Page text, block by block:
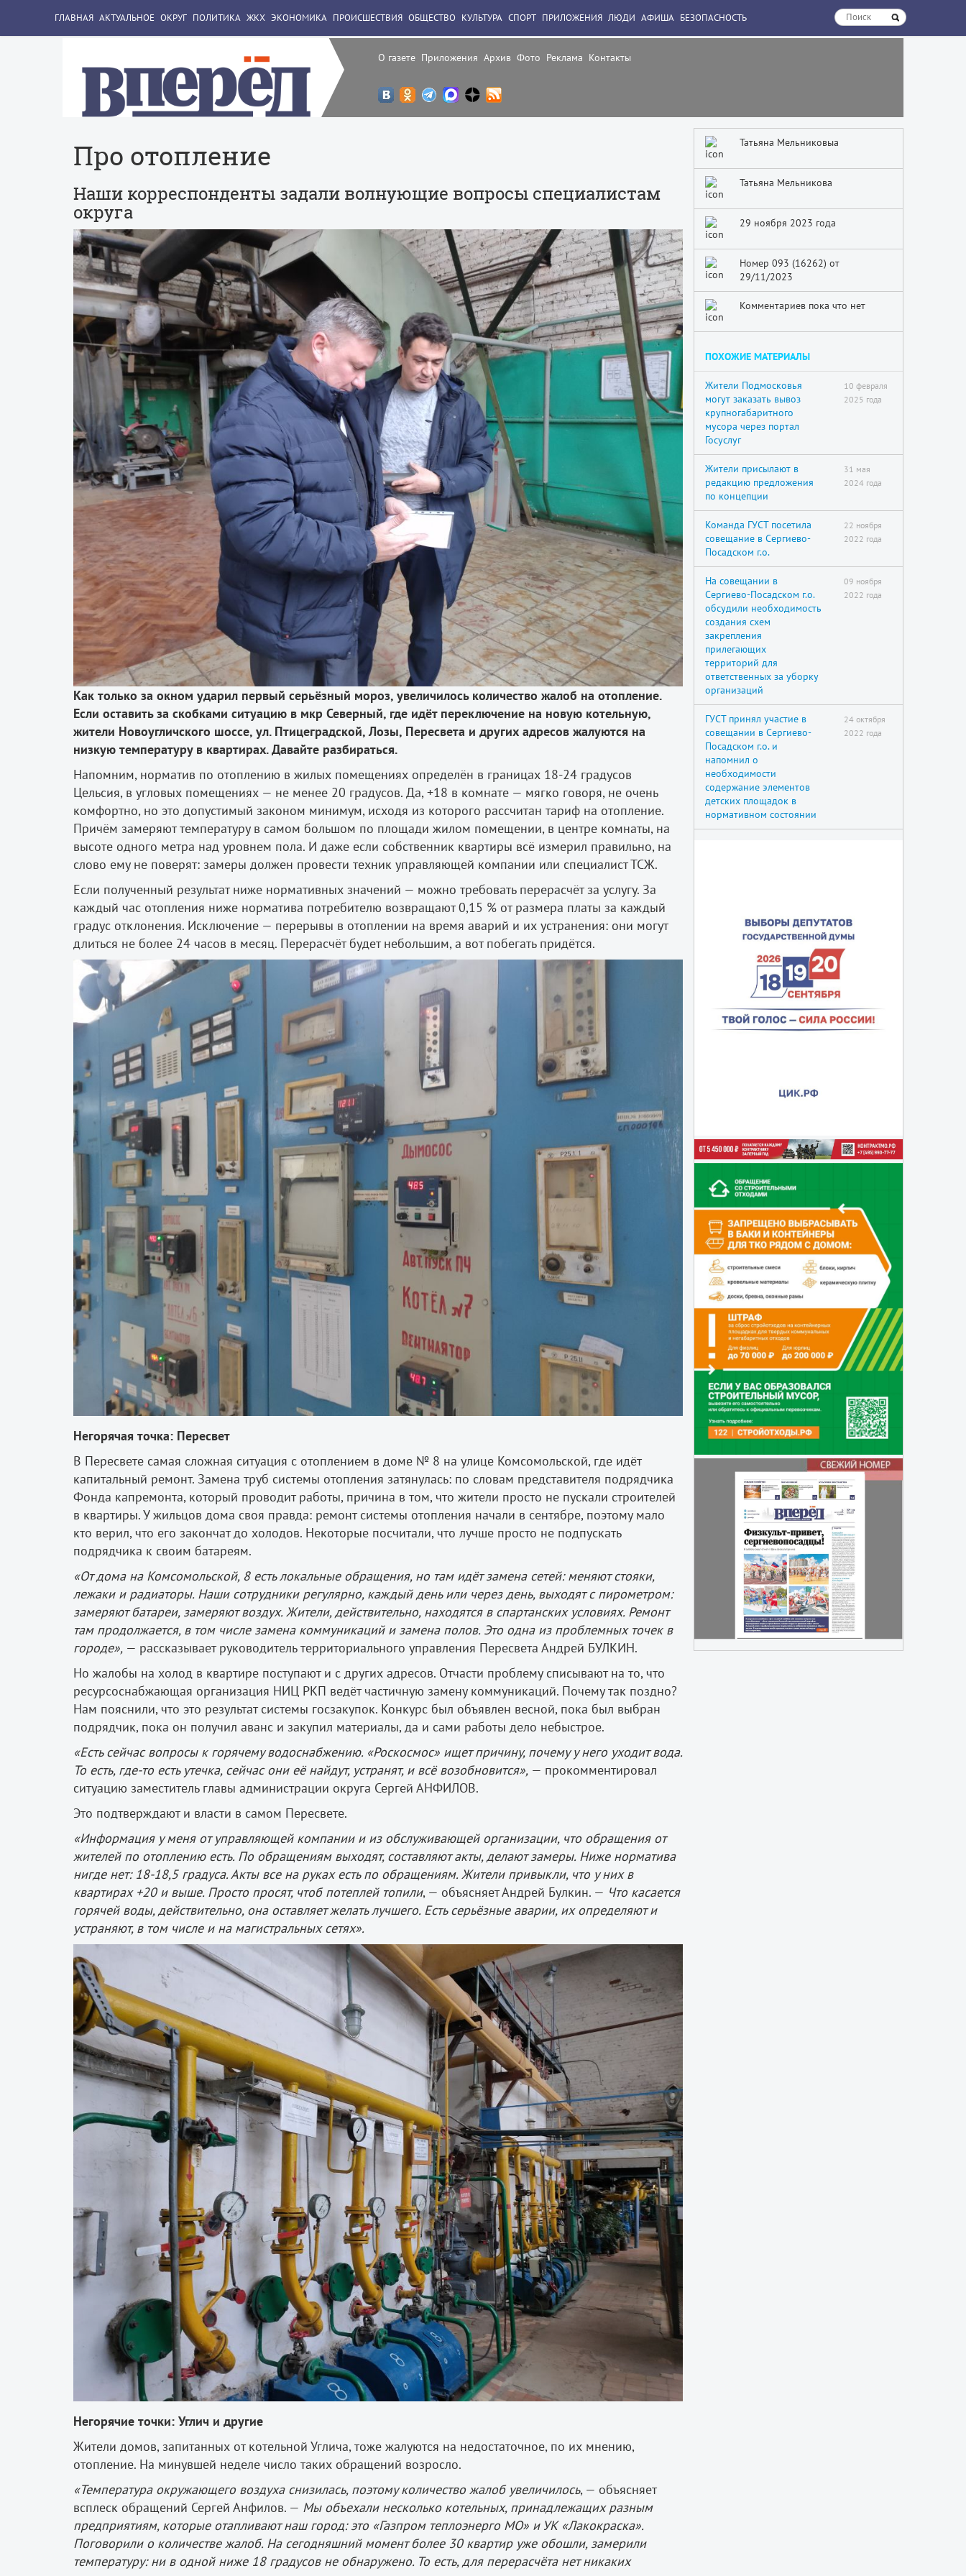
О газете Приложения Архив Фото Реклама Контакты
ГЛАВНАЯ АКТУАЛЬНОЕ ОКРУГ ПОЛИТИКА ЖКХ ЭКОНОМИКА ПРОИСШЕСТВИЯ ОБЩЕСТВО КУЛЬТУРА СПОРТ ПРИЛОЖЕНИЯ ЛЮДИ АФИША БЕЗОПАСНОСТЬ
Про отопление
Наши корреспонденты задали волнующие вопросы специалистам
округа
Как только за окном ударил первый серьёзный мороз, увеличилось количество жалоб на отопление.
Если оставить за скобками ситуацию в мкр Северный, где идёт переключение на новую котельную,
жители Новоугличского шоссе, ул. Птицеградской, Лозы, Пересвета и других адресов жалуются на
низкую температуру в квартирах. Давайте разбираться.
Напомним, норматив по отоплению в жилых помещениях определён в границах 18-24 градусов
Цельсия, в угловых помещениях — не менее 20 градусов. Да, +18 в комнате — мягко говоря, не очень
комфортно, но это допустимый законом минимум, исходя из которого рассчитан тариф на отопление.
Причём замеряют температуру в самом большом по площади жилом помещении, в центре комнаты, на
высоте одного метра над уровнем пола. И даже если собственник квартиры всё измерил правильно, на
слово ему не поверят: замеры должен провести техник управляющей компании или специалист ТСЖ.
Если полученный результат ниже нормативных значений — можно требовать перерасчёт за услугу. За
каждый час отопления ниже норматива потребителю возвращают 0,15 % от размера платы за каждый
градус отклонения. Исключение — перерывы в отоплении на время аварий и их устранения: они могут
длиться не более 24 часов в месяц. Перерасчёт будет небольшим, а вот побегать придётся.
Негорячая точка: Пересвет
В Пересвете самая сложная ситуация с отоплением в доме № 8 на улице Комсомольской, где идёт
капитальный ремонт. Замена труб системы отопления затянулась: по словам представителя подрядчика
Фонда капремонта, который проводит работы, причина в том, что жители просто не пускали строителей
в квартиры. У жильцов дома своя правда: ремонт системы отопления начали в сентябре, поэтому мало
кто верил, что его закончат до холодов. Некоторые посчитали, что лучше просто не подпускать
подрядчика к своим батареям.
«От дома на Комсомольской, 8 есть локальные обращения, но там идёт замена сетей: меняют стояки,
лежаки и радиаторы. Наши сотрудники регулярно, каждый день или через день, выходят с пирометром:
замеряют батареи, замеряют воздух. Жители, действительно, находятся в спартанских условиях. Ремонт
там продолжается, в том числе замена коммуникаций и замена полов. Это одна из проблемных точек в
городе», — рассказывает руководитель территориального управления Пересвета Андрей БУЛКИН.
Но жалобы на холод в квартире поступают и с других адресов. Отчасти проблему списывают на то, что
ресурсоснабжающая организация НИЦ РКП ведёт частичную замену коммуникаций. Почему так поздно?
Нам пояснили, что это результат системы госзакупок. Конкурс был объявлен весной, пока был выбран
подрядчик, пока он получил аванс и закупил материалы, да и сами работы дело небыстрое.
«Есть сейчас вопросы к горячему водоснабжению. «Роскосмос» ищет причину, почему у него уходит вода.
То есть, где-то есть утечка, сейчас они её найдут, устранят, и всё возобновится», — прокомментировал
ситуацию заместитель главы администрации округа Сергей АНФИЛОВ.
Это подтверждают и власти в самом Пересвете.
«Информация у меня от управляющей компании и из обслуживающей организации, что обращения от
жителей по отоплению есть. По обращениям выходят, составляют акты, делают замеры. Ниже норматива
нигде нет: 18-18,5 градуса. Акты все на руках есть по обращениям. Жители привыкли, что у них в
квартирах +20 и выше. Просто просят, чтоб потеплей топили, — объясняет Андрей Булкин. — Что касается
горячей воды, действительно, она оставляет желать лучшего. Есть серьёзные аварии, их определяют и
устраняют, в том числе и на магистральных сетях».
Негорячие точки: Углич и другие
Жители домов, запитанных от котельной Углича, тоже жалуются на недостаточное, по их мнению,
отопление. На минувшей неделе число таких обращений возросло.
«Температура окружающего воздуха снизилась, поэтому количество жалоб увеличилось, — объясняет
всплеск обращений Сергей Анфилов. — Мы объехали несколько котельных, принадлежащих разным
предприятиям, которые отапливают наш город: это «Газпром теплоэнерго МО» и УК «Лакокраска».
Поговорили о количестве жалоб. На сегодняшний момент более 30 квартир уже обошли, замерили
температуру: ни в одной ниже 18 градусов не обнаружено. То есть, для перерасчёта нет никаких
Татьяна Мельниковыа
Татьяна Мельникова
29 ноября 2023 года
Номер 093 (16262) от
29/11/2023
Комментариев пока что нет
ПОХОЖИЕ МАТЕРИАЛЫ
Жители Подмосковья
могут заказать вывоз
крупногабаритного
мусора через портал
Госуслуг
10 февраля
2025 года
Жители присылают в
редакцию предложения
по концепции
31 мая
2024 года
Команда ГУСТ посетила
совещание в Сергиево-
Посадском г.о.
22 ноября
2022 года
На совещании в
Сергиево-Посадском г.о.
обсудили необходимость
создания схем
закрепления
прилегающих
территорий для
ответственных за уборку
организаций
09 ноября
2022 года
ГУСТ принял участие в
совещании в Сергиево-
Посадском г.о. и
напомнил о
необходимости
содержание элементов
детских площадок в
нормативном состоянии
24 октября
2022 года